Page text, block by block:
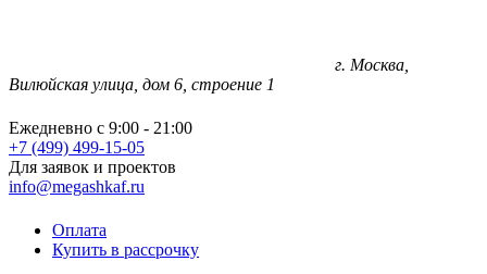
г. Москва,
Вилюйская улица, дом 6, строение 1
Ежедневно с 9:00 - 21:00
+7 (499) 499-15-05
Для заявок и проектов
info@megashkaf.ru
Оплата
Купить в рассрочку